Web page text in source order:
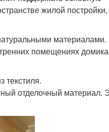
жилой постройки,
материалами.
помещениях
текстиля.
отделочный материал.